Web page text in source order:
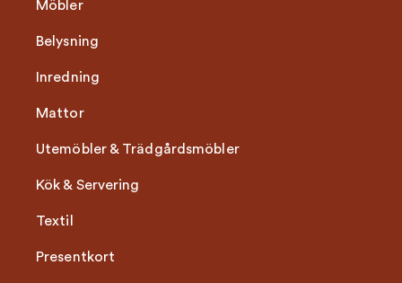
Möbler
Belysning
Inredning
Mattor
Utemöbler & Trädgårdsmöbler
Kök & Servering
Textil
Presentkort